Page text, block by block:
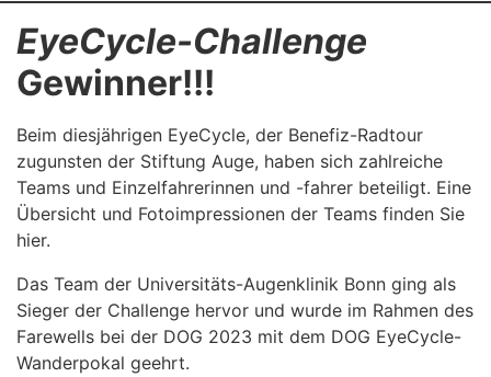
EyeCycle-Challenge
Gewinner!!!
Beim diesjährigen EyeCycle, der Benefiz-Radtour
zugunsten der Stiftung Auge, haben sich zahlreiche
Teams und Einzelfahrerinnen und -fahrer beteiligt. Eine
Übersicht und Fotoimpressionen der Teams finden Sie
hier.
Das Team der Universitäts-Augenklinik Bonn ging als
Sieger der Challenge hervor und wurde im Rahmen des
Farewells bei der DOG 2023 mit dem DOG EyeCycle-
Wanderpokal geehrt.